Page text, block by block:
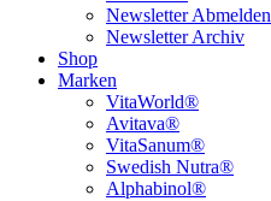
Newsletter Abmelden
Newsletter Archiv
Shop
Marken
VitaWorld®
Avitava®
VitaSanum®
Swedish Nutra®
Alphabinol®